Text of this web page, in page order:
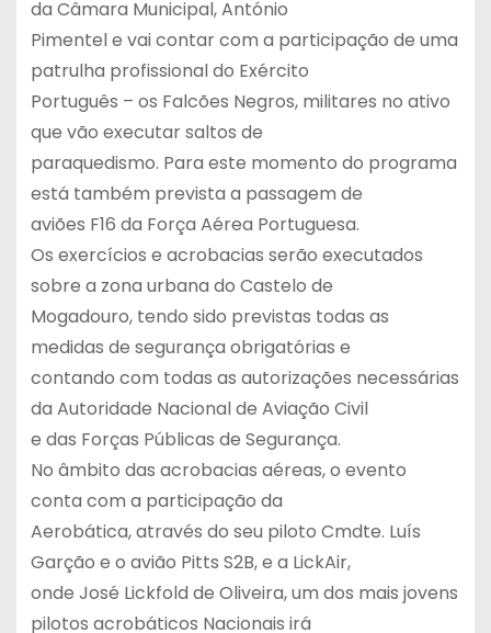
da Câmara Municipal, António
Pimentel e vai contar com a participação de uma
patrulha profissional do Exército
Português – os Falcões Negros, militares no ativo
que vão executar saltos de
paraquedismo. Para este momento do programa
está também prevista a passagem de
aviões F16 da Força Aérea Portuguesa.
Os exercícios e acrobacias serão executados
sobre a zona urbana do Castelo de
Mogadouro, tendo sido previstas todas as
medidas de segurança obrigatórias e
contando com todas as autorizações necessárias
da Autoridade Nacional de Aviação Civil
e das Forças Públicas de Segurança.
No âmbito das acrobacias aéreas, o evento
conta com a participação da
Aerobática, através do seu piloto Cmdte. Luís
Garção e o avião Pitts S2B, e a LickAir,
onde José Lickfold de Oliveira, um dos mais jovens
pilotos acrobáticos Nacionais irá